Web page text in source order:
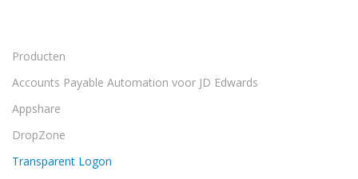
Producten
Accounts Payable Automation voor JD Edwards
Appshare
DropZone
Transparent Logon